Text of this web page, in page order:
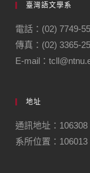
臺灣語文學系
電話：(02) 7749-
傳真：(02) 3365-
E-mail：
地址
通訊地址：
系所位置：